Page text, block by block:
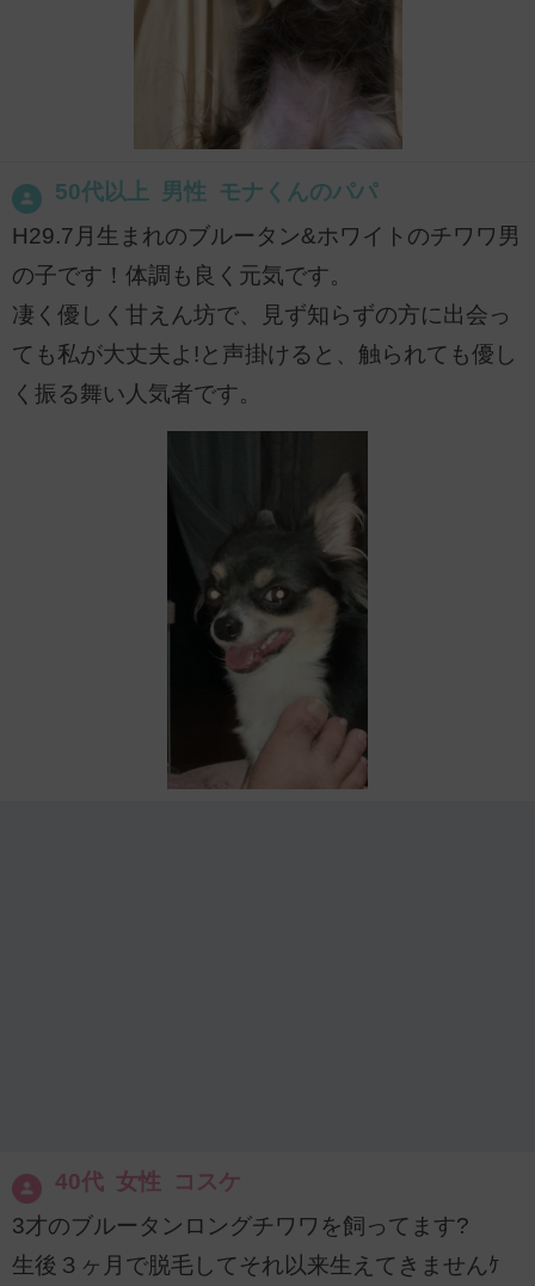
50代以上 男性 モナくんのパパ
H29.7月生まれのブルータン&ホワイトのチワワ男
の子です！体調も良く元気です。
凄く優しく甘えん坊で、見ず知らずの方に出会っ
ても私が大丈夫よ!と声掛けると、触られても優し
く振る舞い人気者です。
40代 女性 コスケ
3才のブルータンロングチワワを飼ってます?
生後３ヶ月で脱毛してそれ以来生えてきませんｹ